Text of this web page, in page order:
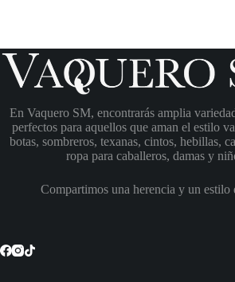
En Vaquero SM, encontrarás amplia
perfectos para aquellos que aman el estilo
botas, sombreros, texanas, cintos, hebillas,
ropa para caballeros, damas y
Compartimos una herencia y un estilo